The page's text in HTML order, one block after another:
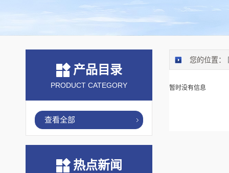
产品目录
PRODUCT CATEGORY
查看全部
热点新闻
您的位置：
暂时没有信息